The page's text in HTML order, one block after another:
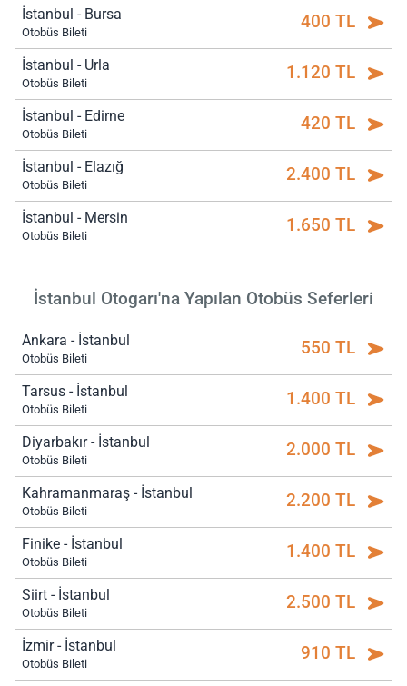
İstanbul - Bursa
Otobüs Bileti 400 TL
İstanbul - Urla
Otobüs Bileti 1.120 TL
İstanbul - Edirne
Otobüs Bileti 420 TL
İstanbul - Elazığ
Otobüs Bileti 2.400 TL
İstanbul - Mersin
Otobüs Bileti 1.650 TL
İstanbul Otogarı'na Yapılan Otobüs Seferleri
Ankara - İstanbul
Otobüs Bileti 550 TL
Tarsus - İstanbul
Otobüs Bileti 1.400 TL
Diyarbakır - İstanbul
Otobüs Bileti 2.000 TL
Kahramanmaraş - İstanbul
Otobüs Bileti 2.200 TL
Finike - İstanbul
Otobüs Bileti 1.400 TL
Siirt - İstanbul
Otobüs Bileti 2.500 TL
İzmir - İstanbul
Otobüs Bileti 910 TL